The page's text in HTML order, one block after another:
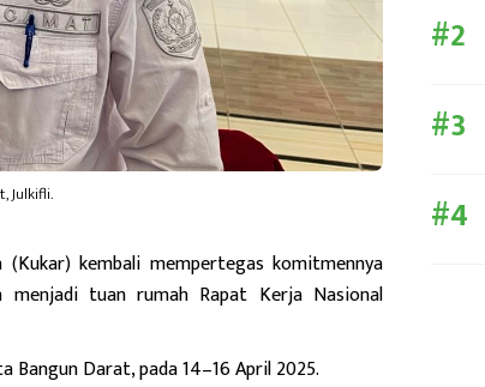
Julkifli.
kembali mempertegas komitmennya
menjadi tuan rumah Rapat Kerja Nasional
Darat, pada 14–16 April 2025.